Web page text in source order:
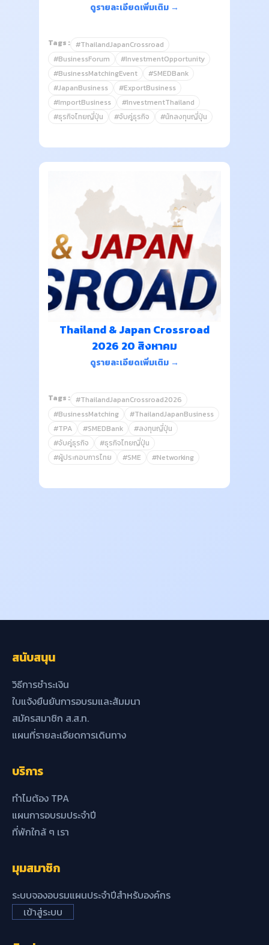
ดูรายละเอียดเพิ่มเติม →
Tags : #ThailandJapanCrossroad
#BusinessForum
#InvestmentOpportunity
#BusinessMatchingEvent
#SMEDBank
#JapanBusiness
#ExportBusiness
#ImportBusiness
#InvestmentThailand
#ธุรกิจไทยญี่ปุ่น
#จับคู่ธุรกิจ #นักลงทุนญี่ปุ่น
Thailand & Japan Crossroad
2026 20 สิงหาคม
ดูรายละเอียดเพิ่มเติม →
Tags : #ThailandJapanCrossroad2026
#BusinessMatching
#ThailandJapanBusiness
#TPA
#SMEDBank
#ลงทุนญี่ปุ่น
#จับคู่ธุรกิจ
#ธุรกิจไทยญี่ปุ่น
#ผู้ประกอบการไทย
#SME #Networking
สนับสนุน
วิธีการชำระเงิน
ใบแจ้งยืนยันการอบรมและสัมมนา
สมัครสมาชิก ส.ส.ท.
แผนที่รายละเอียดการเดินทาง
บริการ
ทำไมต้อง TPA
แผนการอบรมประจำปี
ที่พักใกล้ ๆ เรา
มุมสมาชิก
ระบบจองอบรมแผนประจำปีสำหรับองค์กร
เข้าสู่ระบบ